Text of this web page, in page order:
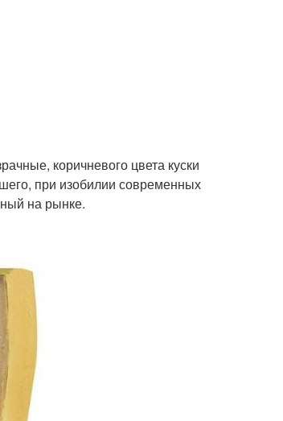
коричневого цвета куски
при изобилии современных
на рынке.